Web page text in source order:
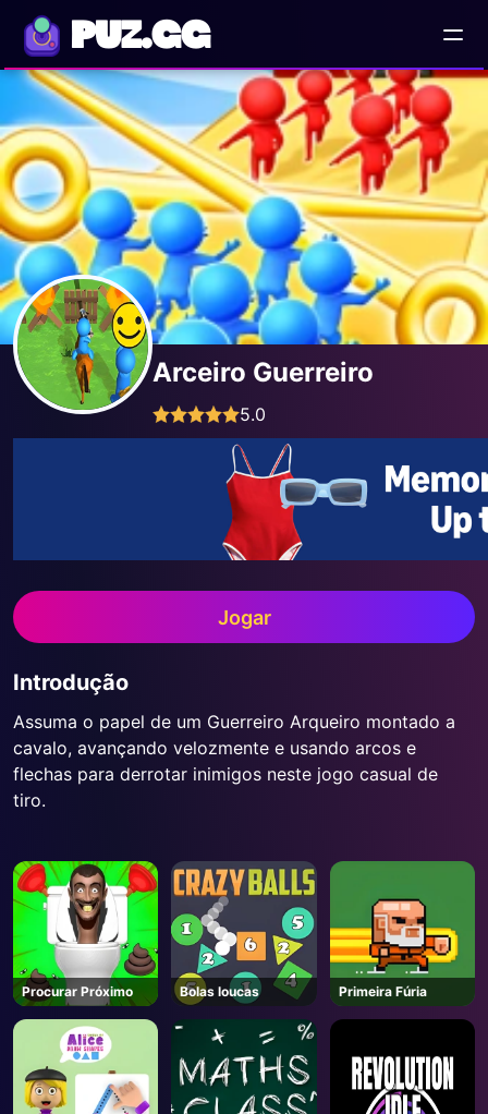
PUZ.GG
Arceiro Guerreiro
5.0
Jogar
Introdução
Assuma o papel de um Guerreiro Arqueiro montado a
cavalo, avançando velozmente e usando arcos e
flechas para derrotar inimigos neste jogo casual de
tiro.
Procurar Próximo Bolas loucas Primeira Fúria